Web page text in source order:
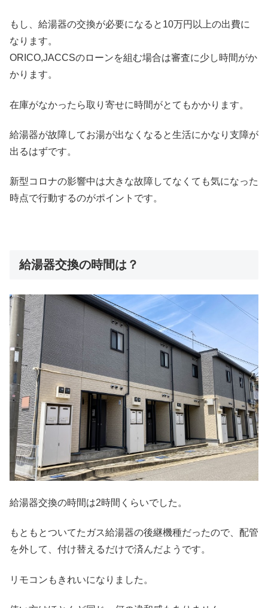
もし、給湯器の交換が必要になると10万円以上の出費に
なります。
ORICO,JACCSのローンを組む場合は審査に少し時間がか
かります。
在庫がなかったら取り寄せに時間がとてもかかります。
給湯器が故障してお湯が出なくなると生活にかなり支障が
出るはずです。
新型コロナの影響中は大きな故障してなくても気になった
時点で行動するのがポイントです。
給湯器交換の時間は？
給湯器交換の時間は2時間くらいでした。
もともとついてたガス給湯器の後継機種だったので、配管
を外して、付け替えるだけで済んだようです。
リモコンもきれいになりました。